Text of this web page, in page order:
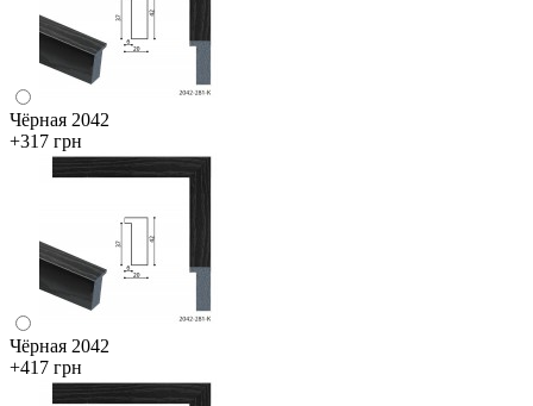
Чёрная 2042
+317 грн
Чёрная 2042
+417 грн